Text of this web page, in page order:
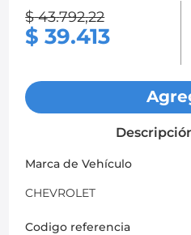
$ 43.792,22
$ 39.413
Marca de Vehículo
CHEVROLET
Codigo referencia
chevrolet sail
chevrolet spark gt